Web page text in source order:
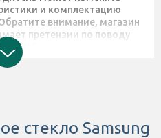
и комплектацию
внимание, магазин
претензии по поводу
стекло Samsung